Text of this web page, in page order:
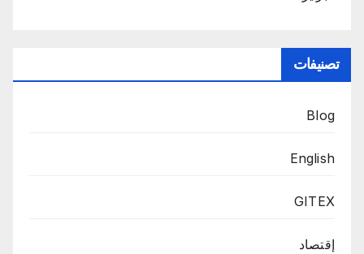
تصنيفات
Blog
English
GITEX
إقتصاد